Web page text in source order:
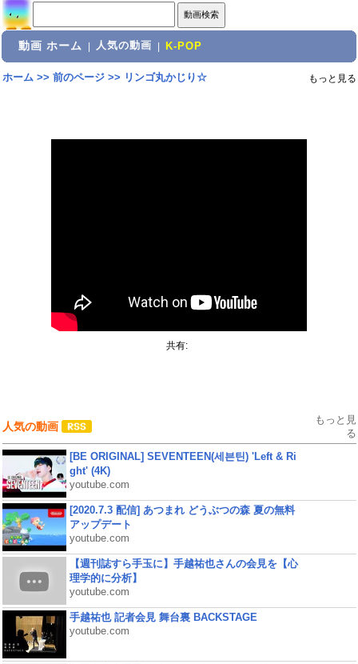
動画 ホーム 人気の動画 K-POP
ホーム>> 前のページ>> リンゴ丸かじり☆ もっと見る
共有:
人気の動画
もっと見
る
[BE ORIGINAL] SEVENTEEN(세븐틴) 'Left & Ri
ght' (4K)
youtube.com
[2020.7.3 配信] あつまれ どうぶつの森 夏の無料
アップデート
youtube.com
【週刊誌すら手玉に】手越祐也さんの会見を【心
理学的に分析】
youtube.com
手越祐也 記者会見 舞台裏 BACKSTAGE
youtube.com